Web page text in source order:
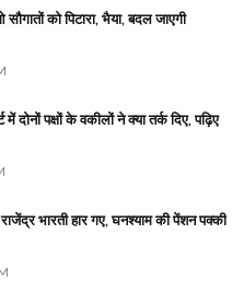
को पिटारा, भैया, बदल जाएगी
दोनों पक्षों के वकीलों ने क्या तर्क दिए, पढ़िए
राजेंद्र भारती हार गए, घनश्याम की पेंशन पक्की